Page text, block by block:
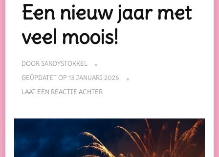
Een nieuw jaar met
veel moois!
DOORSANDYSTOKKEL
GEÜPDATET OP13 JANUARI 2026
LAAT EEN REACTIE ACHTER
JAAR
MET
MOOIS!